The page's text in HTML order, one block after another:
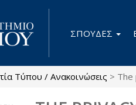
ΣΠΟΥΔΕΣ
Τύπου / Ανακοινώσεις > The